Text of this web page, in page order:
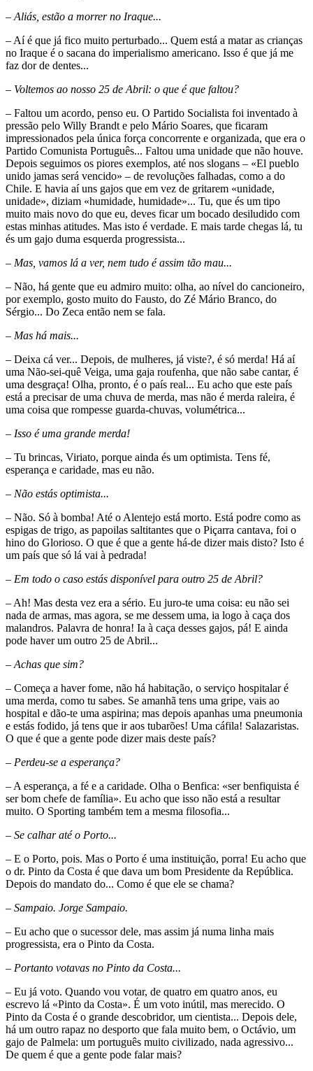
– Aliás, estão a morrer no Iraque...
– Aí é que já fico muito perturbado... Quem está a matar as crianças
no Iraque é o sacana do imperialismo americano. Isso é que já me
faz dor de dentes...
– Voltemos ao nosso 25 de Abril: o que é que faltou?
– Faltou um acordo, penso eu. O Partido Socialista foi inventado à
pressão pelo Willy Brandt e pelo Mário Soares, que ficaram
impressionados pela única força concorrente e organizada, que era o
Partido Comunista Português... Faltou uma unidade que não houve.
Depois seguimos os piores exemplos, até nos slogans – «El pueblo
unido jamas será vencido» – de revoluções falhadas, como a do
Chile. E havia aí uns gajos que em vez de gritarem «unidade,
unidade», diziam «humidade, humidade»... Tu, que és um tipo
muito mais novo do que eu, deves ficar um bocado desiludido com
estas minhas atitudes. Mas isto é verdade. E mais tarde chegas lá, tu
és um gajo duma esquerda progressista...
– Mas, vamos lá a ver, nem tudo é assim tão mau...
– Não, há gente que eu admiro muito: olha, ao nível do cancioneiro,
por exemplo, gosto muito do Fausto, do Zé Mário Branco, do
Sérgio... Do Zeca então nem se fala.
– Mas há mais...
– Deixa cá ver... Depois, de mulheres, já viste?, é só merda! Há aí
uma Não-sei-quê Veiga, uma gaja roufenha, que não sabe cantar, é
uma desgraça! Olha, pronto, é o país real... Eu acho que este país
está a precisar de uma chuva de merda, mas não é merda raleira, é
uma coisa que rompesse guarda-chuvas, volumétrica...
– Isso é uma grande merda!
– Tu brincas, Viriato, porque ainda és um optimista. Tens fé,
esperança e caridade, mas eu não.
– Não estás optimista...
– Não. Só à bomba! Até o Alentejo está morto. Está podre como as
espigas de trigo, as papoilas saltitantes que o Piçarra cantava, foi o
hino do Glorioso. O que é que a gente há-de dizer mais disto? Isto é
um país que só lá vai à pedrada!
– Em todo o caso estás disponível para outro 25 de Abril?
– Ah! Mas desta vez era a sério. Eu juro-te uma coisa: eu não sei
nada de armas, mas agora, se me dessem uma, ia logo à caça dos
malandros. Palavra de honra! Ia à caça desses gajos, pá! E ainda
pode haver um outro 25 de Abril...
– Achas que sim?
– Começa a haver fome, não há habitação, o serviço hospitalar é
uma merda, como tu sabes. Se amanhã tens uma gripe, vais ao
hospital e dão-te uma aspirina; mas depois apanhas uma pneumonia
e estás fodido, já tens que ir aos tubarões! Uma cáfila! Salazaristas.
O que é que a gente pode dizer mais deste país?
– Perdeu-se a esperança?
– A esperança, a fé e a caridade. Olha o Benfica: «ser benfiquista é
ser bom chefe de família». Eu acho que isso não está a resultar
muito. O Sporting também tem a mesma filosofia...
– Se calhar até o Porto...
– E o Porto, pois. Mas o Porto é uma instituição, porra! Eu acho que
o dr. Pinto da Costa é que dava um bom Presidente da República.
Depois do mandato do... Como é que ele se chama?
– Sampaio. Jorge Sampaio.
– Eu acho que o sucessor dele, mas assim já numa linha mais
progressista, era o Pinto da Costa.
– Portanto votavas no Pinto da Costa...
– Eu já voto. Quando vou votar, de quatro em quatro anos, eu
escrevo lá «Pinto da Costa». É um voto inútil, mas merecido. O
Pinto da Costa é o grande descobridor, um cientista... Depois dele,
há um outro rapaz no desporto que fala muito bem, o Octávio, um
gajo de Palmela: um português muito civilizado, nada agressivo...
De quem é que a gente pode falar mais?